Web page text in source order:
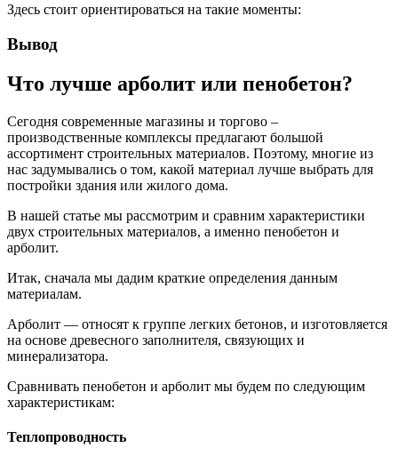
Здесь стоит ориентироваться на такие моменты:
Вывод
Что лучше арболит или пенобетон?
Сегодня современные магазины и торгово –
производственные комплексы предлагают большой
ассортимент строительных материалов. Поэтому, многие из
нас задумывались о том, какой материал лучше выбрать для
постройки здания или жилого дома.
В нашей статье мы рассмотрим и сравним характеристики
двух строительных материалов, а именно пенобетон и
арболит.
Итак, сначала мы дадим краткие определения данным
материалам.
Арболит — относят к группе легких бетонов, и изготовляется
на основе древесного заполнителя, связующих и
минерализатора.
Сравнивать пенобетон и арболит мы будем по следующим
характеристикам:
Теплопроводность